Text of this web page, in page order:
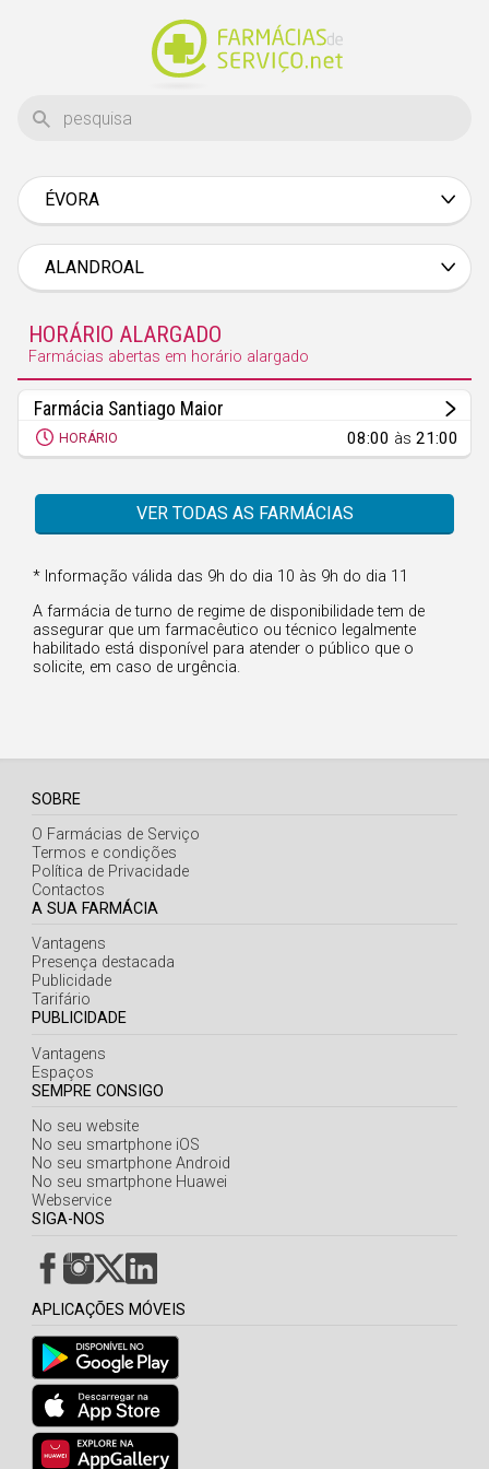
ÉVORA
Braga
Bragança
Coimbra
Évora
Faro
Guarda
Leiria
Lisboa
Portalegre
Viana do Castelo
Vila Real
Viseu
Madeira
Açores
ALANDROAL
HORÁRIO ALARGADO
Farmácias abertas em horário alargado
Farmácia Santiago Maior
HORÁRIO 08:00 às21:00
VER TODAS AS FARMÁCIAS
* Informação válida das 9h do dia 10 às 9h do dia 11
A farmácia de turno de regime de disponibilidade tem de
assegurar que um farmacêutico ou técnico legalmente
habilitado está disponível para atender o público que o
solicite, em caso de urgência.
SOBRE
O Farmácias de Serviço
Termos e condições
Política de Privacidade
Contactos
A SUA FARMÁCIA
Vantagens
Presença destacada
Publicidade
Tarifário
PUBLICIDADE
Vantagens
Espaços
SEMPRE CONSIGO
No seu website
No seu smartphone iOS
No seu smartphone Android
No seu smartphone Huawei
Webservice
SIGA-NOS
APLICAÇÕES MÓVEIS